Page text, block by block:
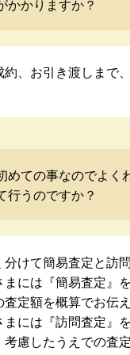
かかりますか？
、お引き渡しまで
めての事なのでよく
行うのですか？
けて簡易査定と訪
には『簡易査定』
定額を概算でお伝
には『訪問査定』
慮したうえでの査